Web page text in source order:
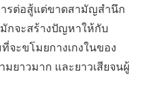
ารต่อสู้แต่ขาดสามัญสำนึก
กจะสร้างปัญหาให้กับ
จะขโมยกางเกงในของ
ยาวมาก และยาวเสียจนผู้